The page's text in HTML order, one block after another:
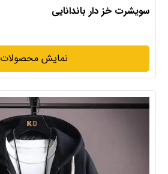
سویشرت خز دار باندانایی
نمایش محصولات